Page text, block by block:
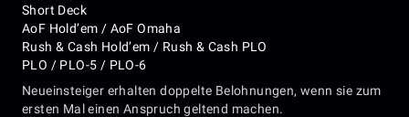
Short Deck
AoF Hold’em / AoF Omaha
Rush & Cash Hold’em / Rush & Cash PLO
PLO / PLO-5 / PLO-6
Neueinsteiger erhalten doppelte Belohnungen, wenn sie zum
ersten Mal einen Anspruch geltend machen.